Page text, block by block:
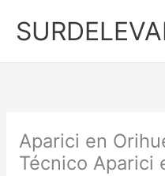
Aparici en
Técnico Aparici